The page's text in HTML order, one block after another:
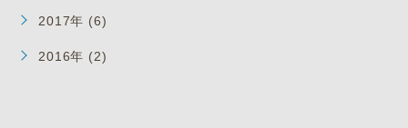
2017年 (6)
2016年 (2)